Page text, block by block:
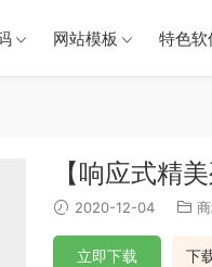
网站模板 特色软
【响应式精
2020-12-04
下
立即下载